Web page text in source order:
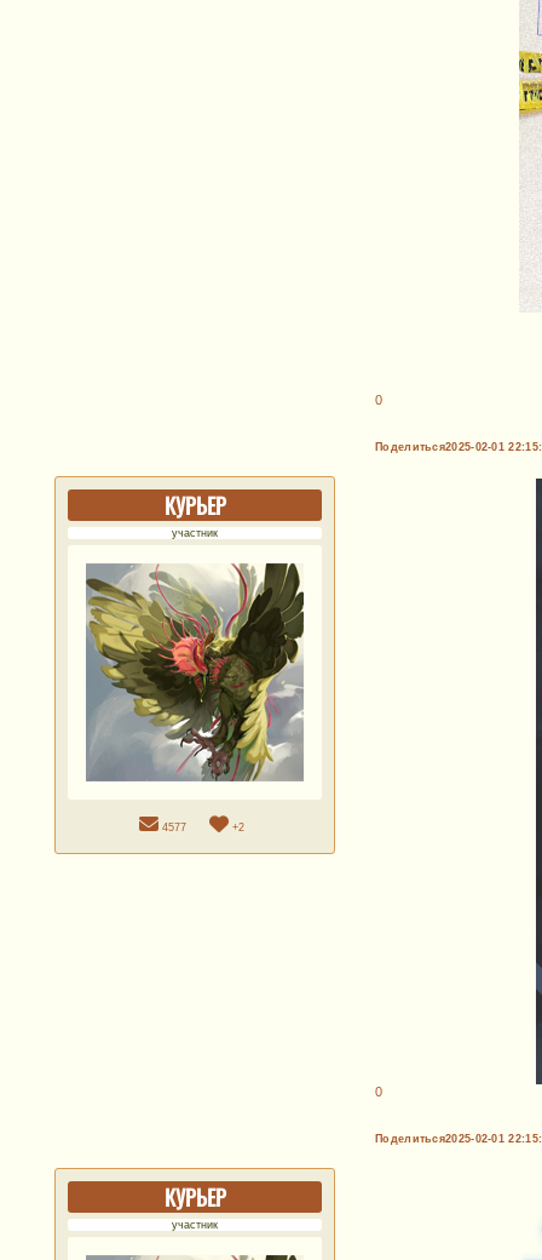
0
Поделиться2025-02-01
КУРЬЕР
участник
4577 +2
0
Поделиться2025-02-01
КУРЬЕР
участник